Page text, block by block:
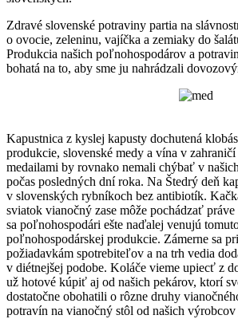
Zdravé slovenské potraviny partia na
o ovocie, zeleninu, vajíčka a zemiaky do
Produkcia našich poľnohospodárov a
bohatá na to, aby sme ju nahrádzali
Kapustnica z kyslej kapusty dochutená
produkcie, slovenské medy a vína v
medailami by rovnako nemali chýbať v
počas posledných dní roka. Na Štedrý deň
v slovenských rybníkoch bez antibiotík.
sviatok vianočný zase môže pochádzať
sa poľnohospodári ešte naďalej venujú
poľnohospodárskej produkcie. Zámerne sa
požiadavkám spotrebiteľov a na trh vedia
v diétnejšej podobe. Koláče vieme upiecť z
už hotové kúpiť aj od našich pekárov, ktorí
dostatočne obohatili o rôzne druhy
potravín na vianočný stôl od našich výrobcov